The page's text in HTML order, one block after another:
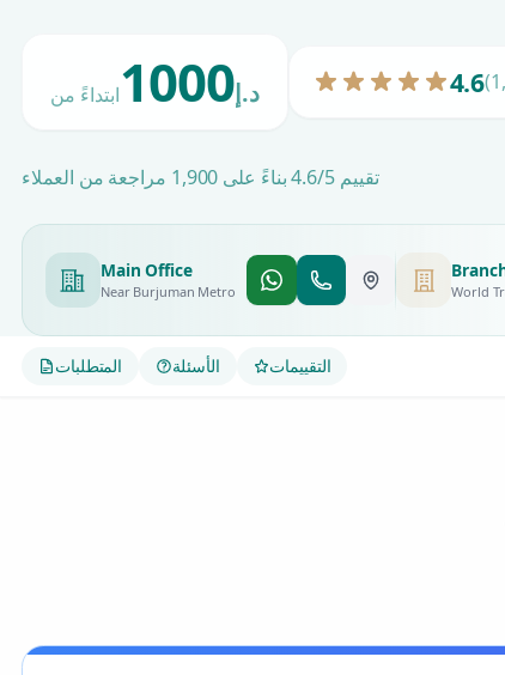
ابتداءً من1000د.إ 4.6
تقييم 4.6/5 بناءً على 1,900 مراجعة من العملاء
Main Office
Near Burjuman Metro World
المتطلبات الأسئلة التقييمات